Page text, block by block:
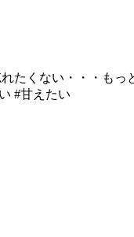
たくない・・・も
#甘えたい